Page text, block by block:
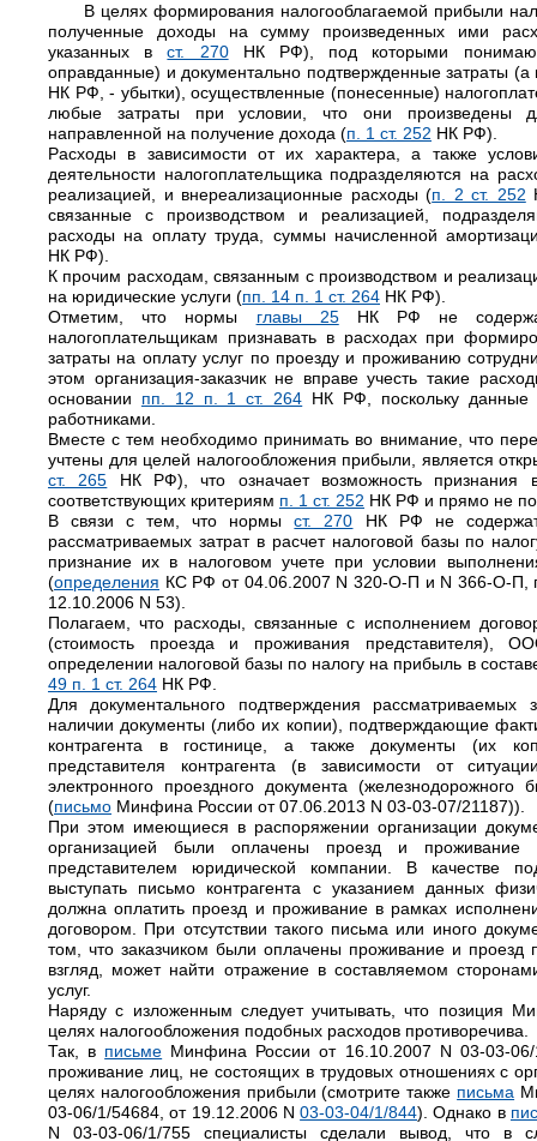
В целях формирования налогооблагаемой прибыли
полученные доходы на сумму произведенных ими
указанных вст. 270НК РФ), под которыми
оправданные) и документально подтвержденные затраты
НК РФ, - убытки), осуществленные (понесенные)
любые затраты при условии, что они произведены
направленной на получение дохода (п. 1 ст. 252 НК РФ).
Расходы в зависимости от их характера, а также
деятельности налогоплательщика подразделяются на
реализацией, и внереализационные расходы (п. 2 ст. 252
связанные с производством и реализацией,
расходы на оплату труда, суммы начисленной
НК РФ).
К прочим расходам, связанным с производством и
на юридические услуги (пп. 14 п. 1 ст. 264 НК РФ).
Отметим, что нормы главы 25НК РФ не
налогоплательщикам признавать в расходах при
затраты на оплату услуг по проезду и проживанию
этом организация-заказчик не вправе учесть такие
основании пп. 12 п. 1 ст. 264 НК РФ, поскольку данные
работниками.
Вместе с тем необходимо принимать во внимание, что
учтены для целей налогообложения прибыли, является
ст. 265 НК РФ), что означает возможность признания
соответствующих критериям п. 1 ст. 252 НК РФ и прямо не
В связи с тем, что нормыст. 270 НК РФ не содержат
рассматриваемых затрат в расчет налоговой базы по
признание их в налоговом учете при условии
(определения КС РФ от 04.06.2007 N 320-О-П и N 366-О-П,
12.10.2006 N 53).
Полагаем, что расходы, связанные с исполнением
(стоимость проезда и проживания представителя),
определении налоговой базы по налогу на прибыль в
49 п. 1 ст. 264 НК РФ.
Для документального подтверждения
наличии документы (либо их копии), подтверждающие
контрагента в гостинице, а также документы (их
представителя контрагента (в зависимости от
электронного проездного документа
(письмо Минфина России от 07.06.2013 N 03-03-07/21187)).
При этом имеющиеся в распоряжении организации
организацией были оплачены проезд и проживание
представителем юридической компании. В качестве
выступать письмо контрагента с указанием данных
должна оплатить проезд и проживание в рамках
договором. При отсутствии такого письма или иного
том, что заказчиком были оплачены проживание и проезд
взгляд, может найти отражение в составляемом
услуг.
Наряду с изложенным следует учитывать, что позиция
целях налогообложения подобных расходов противоречива.
Так, в письме Минфина России от 16.10.2007 N 03-03-
проживание лиц, не состоящих в трудовых отношениях с
целях налогообложения прибыли (смотрите также письма
03-06/1/54684, от 19.12.2006 N03-03-04/1/844). Однако в
N 03-03-06/1/755 специалисты сделали вывод, что в